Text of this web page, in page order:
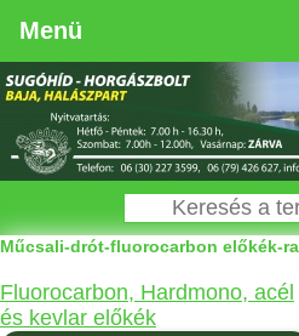
Menü
Műcsali-drót-fluorocarbon előkék-
Fluorocarbon, Hardmono, acél
és kevlar előkék